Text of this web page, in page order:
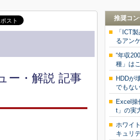
ー・解説 記事
推奨コ
「ICT
るアン
“年収
種」は
HDDが
でもな
Excel操
t」の実
ホワイ
キュリ